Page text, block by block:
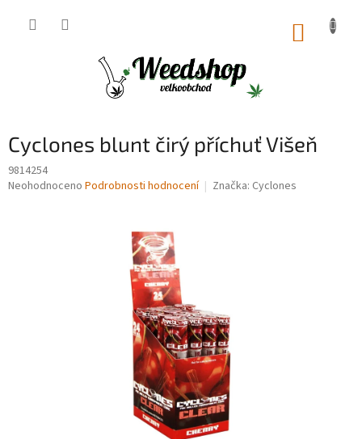
Cyclones blunt čirý příchuť Višeň
9814254
Průměrné
Neohodnoceno Podrobnosti hodnocení Značka: Cyclones